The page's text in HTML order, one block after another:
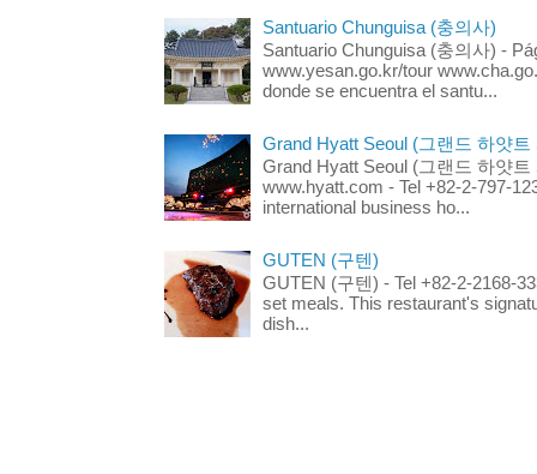
Santuario Chunguisa (충의사)
Santuario Chunguisa (충의사) -
www.yesan.go.kr/tour
donde se encuentra el santu...
Grand Hyatt Seoul (그랜드 하얏트
Grand Hyatt Seoul (그랜드 하얏트
www.hyatt.com - Tel +82-2-797-
international business ho...
GUTEN (구텐)
GUTEN (구텐) - Tel +82-2-2168-
set meals. This restaurant's
dish...